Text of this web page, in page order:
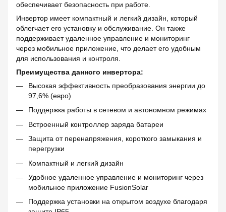
обеспечивает безопасность при работе.
Инвертор имеет компактный и легкий дизайн, который
облегчает его установку и обслуживание. Он также
поддерживает удаленное управление и мониторинг
через мобильное приложение, что делает его удобным
для использования и контроля.
Преимущества данного инвертора:
Высокая эффективность преобразования энергии до
97,6% (евро)
Поддержка работы в сетевом и автономном режимах
Встроенный контроллер заряда батареи
Защита от перенапряжения, короткого замыкания и
перегрузки
Компактный и легкий дизайн
Удобное удаленное управление и мониторинг через
мобильное приложение FusionSolar
Поддержка установки на открытом воздухе благодаря